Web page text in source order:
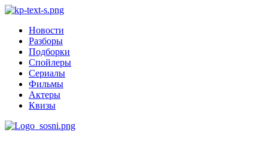
Новости
Разборы
Подборки
Спойлеры
Сериалы
Фильмы
Актеры
Квизы